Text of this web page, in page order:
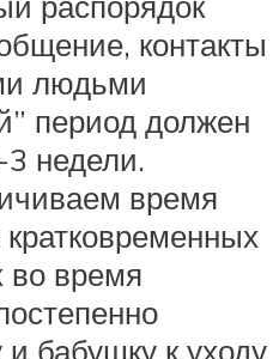
контакты
людьми
период должен
3 недели.
время
кратковременных
во время
бабушку к уходу